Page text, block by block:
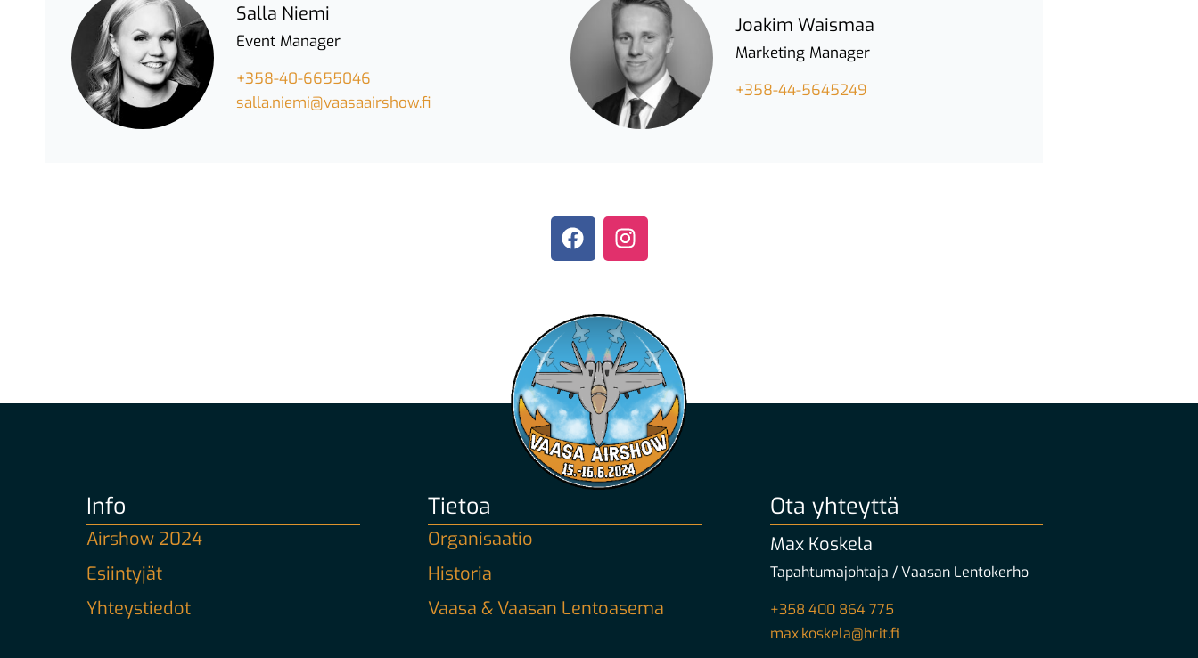
Salla Niemi
Event Manager
+358-40-6655046
salla.niemi@vaasaairshow.fi
Joakim Waismaa
Marketing Manager
+358-44-5645249
Info
Airshow 2024
Esiintyjät
Yhteystiedot
Tietoa
Organisaatio
Historia
Vaasa & Vaasan Lentoasema
Ota yhteyttä
Max Koskela
Tapahtumajohtaja / Vaasan Lentokerho
+358 400 864 775
max.koskela@hcit.fi